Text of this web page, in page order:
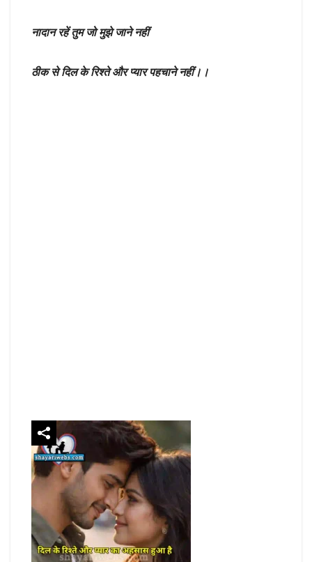
नादान रहें तुम जो मुझे जाने नहीं
ठीक से दिल के रिश्ते और प्यार पहचाने नहीं।।